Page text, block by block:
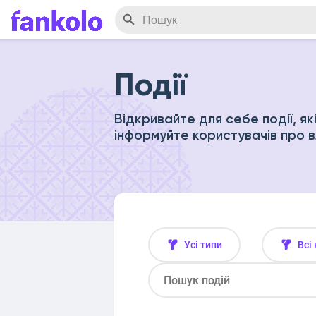
Події
Відкривайте для себе події,
інформуйте користувачів про
Усі типи Всі